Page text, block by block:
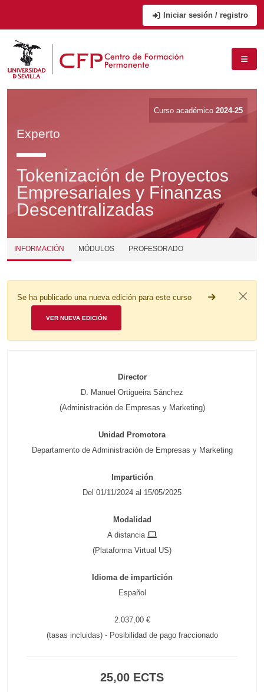
Iniciar sesión / registro
Curso académico 2024-25
Experto
Tokenización de Proyectos
Empresariales y Finanzas
Descentralizadas
INFORMACIÓN MÓDULOS PROFESORADO
Se ha publicado una nueva edición para este curso
VER NUEVA EDICIÓN
Director
D. Manuel Ortigueira Sánchez
(Administración de Empresas y Marketing)
Unidad Promotora
Departamento de Administración de Empresas y Marketing
Impartición
Del 01/11/2024 al 15/05/2025
Modalidad
A distancia
(Plataforma Virtual US)
Idioma de impartición
Español
2.037,00 €
(tasas incluidas) - Posibilidad de pago fraccionado
25,00 ECTS